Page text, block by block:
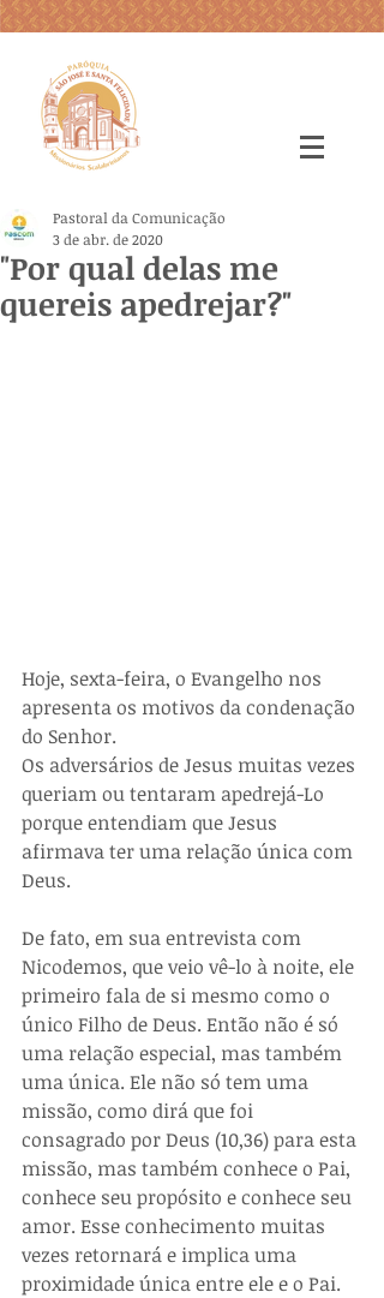
"Por qual delas me
quereis apedrejar?"
Pastoral da Comunicação
3 de abr. de 2020
Hoje, sexta-feira, o Evangelho nos
apresenta os motivos da condenação
do Senhor.
Os adversários de Jesus muitas vezes
queriam ou tentaram apedrejá-Lo
porque entendiam que Jesus
afirmava ter uma relação única com
Deus.
De fato, em sua entrevista com
Nicodemos, que veio vê-lo à noite, ele
primeiro fala de si mesmo como o
único Filho de Deus. Então não é só
uma relação especial, mas também
uma única. Ele não só tem uma
missão, como dirá que foi
consagrado por Deus (10,36) para esta
missão, mas também conhece o Pai,
conhece seu propósito e conhece seu
amor. Esse conhecimento muitas
vezes retornará e implica uma
proximidade única entre ele e o Pai.